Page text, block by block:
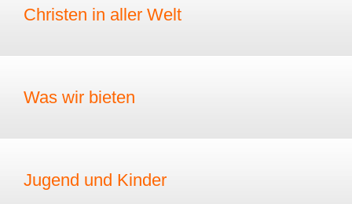
Christen in aller Welt
Was wir bieten
Jugend und Kinder